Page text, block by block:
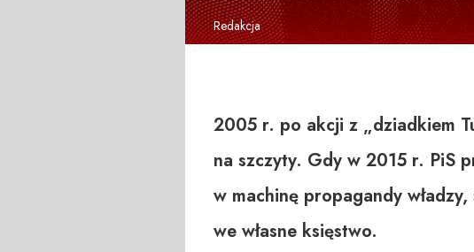
Redakcja
2005 r. po akcji z „dziadkiem
na szczyty. Gdy w 2015 r. PiS
w machinę propagandy
we własne księstwo.